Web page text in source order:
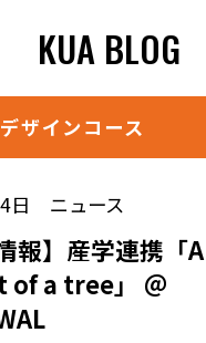
KUA BLOG
デザインコース
日 ニュース
報】産学連携「A
a tree」 ＠